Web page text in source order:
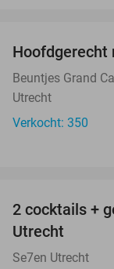
Hoofdgerecht
Beuntjes Grand
Utrecht
Verkocht: 350
2 cocktails +
Utrecht
Se7en Utrecht